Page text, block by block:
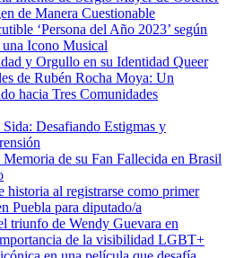
de Manera Cuestionable
‘Persona del Año 2023’ según
Icono Musical
y Orgullo en su Identidad Queer
de Rubén Rocha Moya: Un
hacia Tres Comunidades
Desafiando Estigmas y
de su Fan Fallecida en Brasil
historia al registrarse como primer
Puebla para diputado/a
triunfo de Wendy Guevara en
de la visibilidad LGBT+